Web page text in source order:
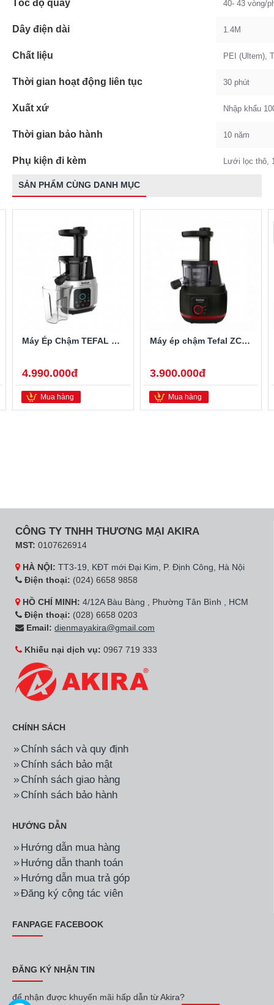
Tốc độ quay 40- 43 vòng/
Dây điện dài 1.4M
Chất liệu PEI (Ultem),
Thời gian hoạt động liên tục 30 phút
Xuất xứ Nhập khẩu
Thời gian bảo hành 10 năm
Phụ kiện đi kèm Lưới lọc thô,
SẢN PHẨM CÙNG DANH MỤC
Máy Ép Chậm TEFAL ZC420E38
4.990.000đ
Mua hàng
Máy ép chậm Tefal ZC150838
3.900.000đ
Mua hàng
CÔNG TY TNHH THƯƠNG MẠI AKIRA
MST: 0107626914
HÀ NỘI: TT3-19, KĐT mới Đại Kim, P. Định Công, Hà Nội
Điện thoại: (024) 6658 9858
HỒ CHÍ MINH: 4/12A Bàu Bàng , Phường Tân Bình , HCM
Điện thoại: (028) 6658 0203
Email: dienmayakira@gmail.com
Khiếu nại dịch vụ: 0967 719 333
CHÍNH SÁCH
Chính sách và quy định
Chính sách bảo mật
Chính sách giao hàng
Chính sách bảo hành
HƯỚNG DẪN
Hướng dẫn mua hàng
Hướng dẫn thanh toán
Hướng dẫn mua trả góp
Đăng ký cộng tác viên
FANPAGE FACEBOOK
ĐĂNG KÝ NHẬN TIN
để nhận được khuyến mãi hấp dẫn từ Akira?